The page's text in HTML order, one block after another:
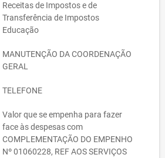
Receitas de Impostos e de
Transferência de Impostos 
Educação
MANUTENÇÃO DA COORDENAÇÃO
GERAL
TELEFONE
Valor que se empenha para fazer
face às despesas com
COMPLEMENTAÇÃO DO EMPENHO
Nº 01060228, REF AOS SERVIÇOS